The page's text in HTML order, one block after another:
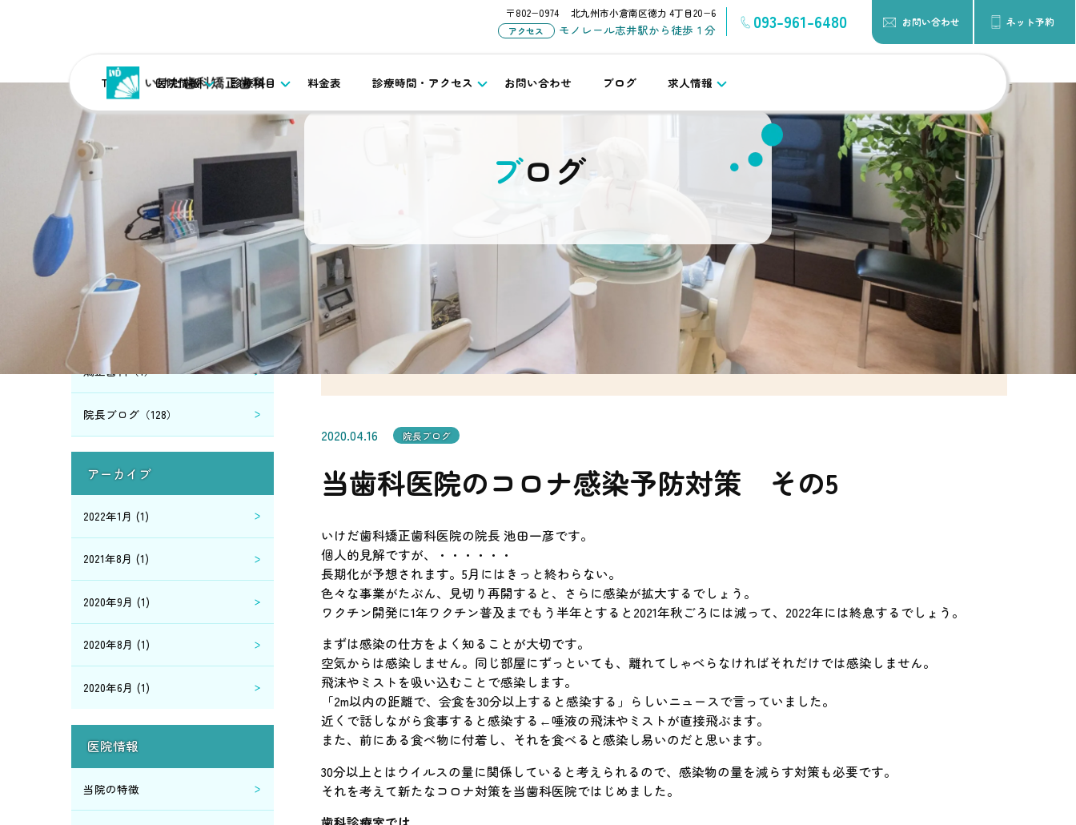
TOP 医院情報 診療項目 料金表 診療時間・アクセス お問い合わせ ブログ 求人情報
〒802−0974 北九州市小倉南区徳力 4丁目20−6
アクセス モノレール志井駅から徒歩１分 093-961-6480 お問い合わせ ネット予約
ブログ
当歯科医院のコロナ感染予防対策 その5
テ
ゴ
リ
選
ア
ー
イ
を
2020.04.16 院長ブログ
当歯科医院のコロナ感染予防対策 その5
いけだ歯科矯正歯科医院の院長 池田一彦です。
個人的見解ですが、・・・・・・
長期化が予想されます。5月にはきっと終わらない。
色々な事業がたぶん、見切り再開すると、さらに感染が拡大するでしょう。
ワクチン開発に1年ワクチン普及までもう半年とすると2021年秋ごろには減って、2022年には終息するでしょう。
まずは感染の仕方をよく知ることが大切です。
空気からは感染しません。同じ部屋にずっといても、離れてしゃべらなければそれだけでは感染しません。
飛沫やミストを吸い込むことで感染します。
「2m以内の距離で、会食を30分以上すると感染する」らしいニュースで言っていました。
近くで話しながら食事すると感染する←唾液の飛沫やミストが直接飛ぶます。
また、前にある食べ物に付着し、それを食べると感染し易いのだと思います。
30分以上とはウイルスの量に関係していると考えられるので、感染物の量を減らす対策も必要です。
それを考えて新たなコロナ対策を当歯科医院ではじめました。
カテゴリ
矯正歯科（1）
院長ブログ（128）
アーカイブ
2022年1月 (1)
2021年8月 (1)
2020年9月 (1)
2020年8月 (1)
2020年6月 (1)
2020年5月 (4)
2020年4月 (6)
2020年2月 (2)
医院情報
当院の特徴